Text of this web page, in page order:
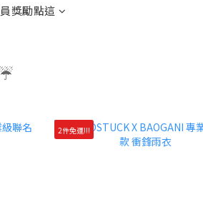
獎勵點這
2件免運!!!